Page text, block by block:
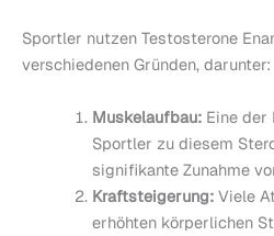
Sportler nutzen Testosterone
verschiedenen Gründen, darunter:
Muskelaufbau:Eine der
Sportler zu diesem
signifikante Zunahme
Kraftsteigerung:Viele
erhöhten körperlichen